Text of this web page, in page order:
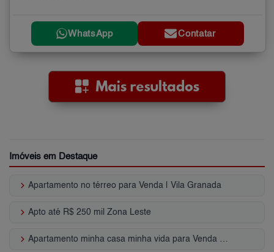
WhatsApp Contatar
Imóveis em Destaque
keyboard_arrow_right Apartamento no térreo para Venda | Vila Granada
keyboard_arrow_right Apto até R$ 250 mil Zona Leste
keyboard_arrow_right Apartamento minha casa minha vida para Venda | Parque São Lucas